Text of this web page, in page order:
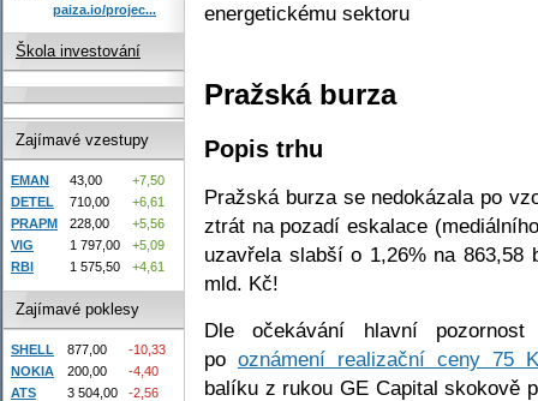
energetickému sektoru
Pražská burza
Popis trhu
Pražská burza se nedokázala po
ztrát na pozadí eskalace
uzavřela slabší o 1,26% na 863,58
mld. Kč!
Dle očekávání hlavní
po oznámení realizační ceny 75
balíku z rukou GE Capital skokově
paiza.io/projec...
Škola investování
Zajímavé vzestupy
EMAN 43,00
+7,50
DETEL
710,00
+6,61
PRAPM
228,00
+5,56
VIG
1 797,00
+5,09
RBI
1 575,50 +4,61
Zajímavé poklesy
SHELL 877,00
-10,33
NOKIA
200,00
-4,40
ATS
3 504,00
-2,56